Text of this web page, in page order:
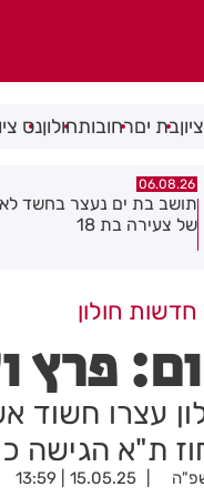
בת יםרחובותחולוןנס
06.08.26
חולון תקבל 2.5 מיליון
להפחתת זיהום האוויר
חדשות חולון
פרץ
עצרו חשוד
ת"א הגישה
15.05.25 | 13:59